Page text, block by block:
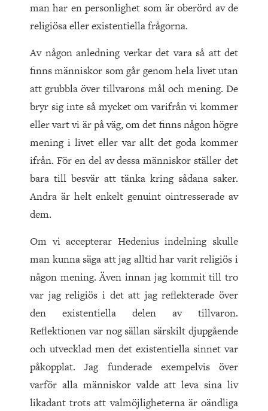
man har en personlighet som är oberörd av de
religiösa eller existentiella frågorna.
Av någon anledning verkar det vara så att det
finns människor som går genom hela livet utan
att grubbla över tillvarons mål och mening. De
bryr sig inte så mycket om varifrån vi kommer
eller vart vi är på väg, om det finns någon högre
mening i livet eller var allt det goda kommer
ifrån. För en del av dessa människor ställer det
bara till besvär att tänka kring sådana saker.
Andra är helt enkelt genuint ointresserade av
dem.
Om vi accepterar Hedenius indelning skulle
man kunna säga att jag alltid har varit religiös i
någon mening. Även innan jag kommit till tro
var jag religiös i det att jag reflekterade över
den existentiella delen av tillvaron.
Reflektionen var nog sällan särskilt djupgående
och utvecklad men det existentiella sinnet var
påkopplat. Jag funderade exempelvis över
varför alla män­niskor valde att leva sina liv
likadant trots att valmöjligheterna är oändliga